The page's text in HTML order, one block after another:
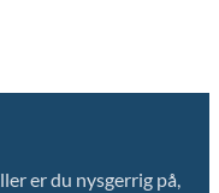
er du nysgerrig på,